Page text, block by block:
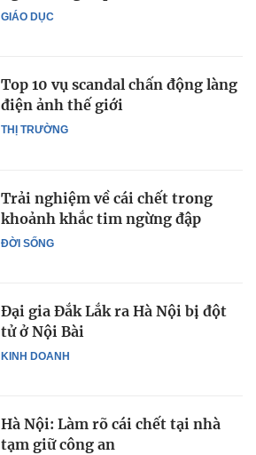
GIÁO DỤC
THỊ TRƯỜNG
Top 10 vụ scandal chấn động làng
điện ảnh thế giới
ĐỜI SỐNG
Trải nghiệm về cái chết trong
khoảnh khắc tim ngừng đập
KINH DOANH
Đại gia Đắk Lắk ra Hà Nội bị đột
tử ở Nội Bài
Hà Nội: Làm rõ cái chết tại nhà
tạm giữ công an